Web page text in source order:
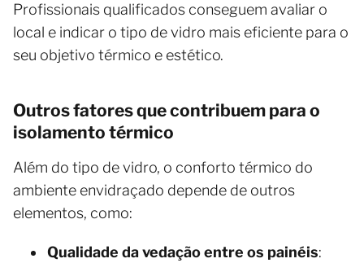
Profissionais qualificados conseguem avaliar o
local e indicar o tipo de vidro mais eficiente para o
seu objetivo térmico e estético.
Outros fatores que contribuem para o
isolamento térmico
Além do tipo de vidro, o conforto térmico do
ambiente envidraçado depende de outros
elementos, como:
Qualidade da vedação entre os painéis: